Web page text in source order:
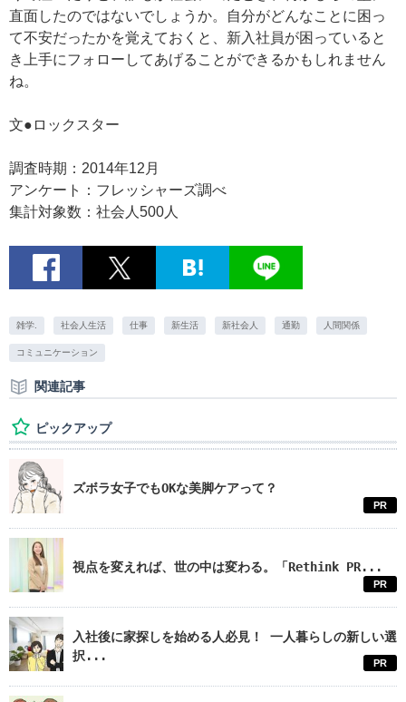
直面したのではないでしょうか。自分がどんなことに困っ
て不安だったかを覚えておくと、新入社員が困っていると
き上手にフォローしてあげることができるかもしれません
ね。
文●ロックスター
調査時期：2014年12月
アンケート：フレッシャーズ調べ
集計対象数：社会人500人
雑学. 社会人生活 仕事 新生活 新社会人 通勤 人間関係
コミュニケーション
関連記事
ピックアップ
ズボラ女子でもOKな美脚ケアって？
PR
視点を変えれば、世の中は変わる。「Rethink PR...
PR
入社後に家探しを始める人必見！ 一人暮らしの新しい選
択...
PR